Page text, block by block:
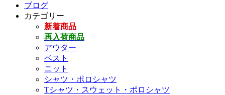
ブログ
カテゴリー
新着商品
再入荷商品
アウター
ベスト
ニット
シャツ・ポロシャツ
Tシャツ・スウェット・ポロシャツ